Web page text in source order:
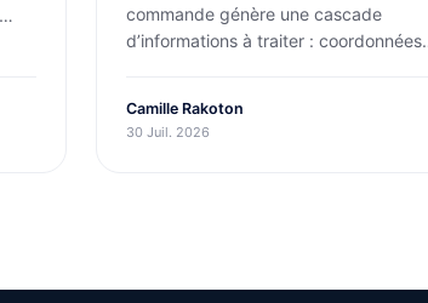
commande génère une cascade
d’informations à traiter : coordonnées
Camille Rakoton
30 Juil. 2026